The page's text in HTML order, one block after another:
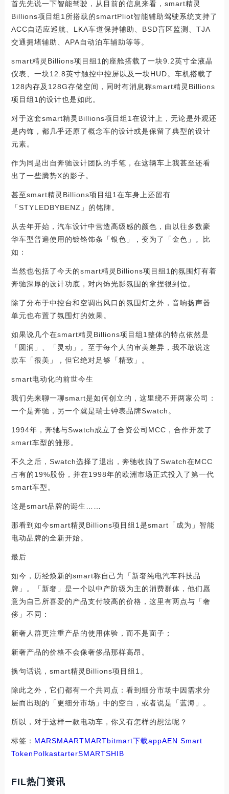
首先先说一下智能驾驶，从目前的信息来看，smart精灵
Billions项目组1所搭载的smartPliot智能辅助驾驶系统支持了
ACC自适应巡航、LKA车道保持辅助、BSD盲区监测、TJA
交通拥堵辅助、APA自动泊车辅助等等。
smart精灵Billions项目组1的座舱搭载了一块9.2英寸全液晶
仪表、一块12.8英寸触控中控屏以及一块HUD。车机搭载了
128内存及128G存储空间，同时有消息称smart精灵Billions
项目组1的设计也是如此。
对于这套smart精灵Billions项目组1在设计上，无论是外观还
是内饰，都几乎还原了概念车的设计或是保留了典型的设计
元素。
作为同是出自奔驰设计团队的手笔，在这辆车上我甚至还看
出了一些腾势X的影子。
甚至smart精灵Billions项目组1在车身上还留有
「STYLEDBYBENZ」的铭牌。
从去年开始，汽车设计中营造高级感的颜色，由以往多数豪
华车型普遍使用的镀铬饰条「银色」，变为了「金色」。比
如：
当然也包括了今天的smart精灵Billions项目组1的氛围灯有着
奔驰深厚的设计功底，对内饰光影氛围的拿捏很到位。
除了分布于中控台和空调出风口的氛围灯之外，音响扬声器
单元也布置了氛围灯的效果。
如果说几个在smart精灵Billions项目组1整体的特点依然是
「圆润」、「灵动」。至于每个人的审美差异，我不敢说这
款车「很美」，但它绝对足够「精致」。
smart电动化的前世今生
我们先来聊一聊smart是如何创立的，这里绕不开两家公司：
一个是奔驰，另一个就是瑞士钟表品牌Swatch。
1994年，奔驰与Swatch成立了合资公司MCC，合作开发了
smart车型的雏形。
不久之后，Swatch选择了退出，奔驰收购了Swatch在MCC
占有的19%股份，并在1998年的欧洲市场正式投入了第一代
smart车型。
这是smart品牌的诞生……
那看到如今smart精灵Billions项目组1是smart「成为」智能
电动品牌的全新开始。
最后
如今，历经焕新的smart称自己为「新奢纯电汽车科技品
牌」。「新奢」是一个以中产阶级为主的消费群体，他们愿
意为自己所喜爱的产品支付较高的价格，这里有两点与「奢
侈」不同：
新奢人群更注重产品的使用体验，而不是面子；
新奢产品的价格不会像奢侈品那样高昂。
换句话说，smart精灵Billions项目组1。
除此之外，它们都有一个共同点：看到细分市场中因需求分
层而出现的「更细分市场」中的空白，或者说是「蓝海」。
所以，对于这样一款电动车，你又有怎样的想法呢？
标签： MARSMAARTMARTbitmart下载appAEN Smart
TokenPolkastarterSMARTSHIB
FIL热门资讯